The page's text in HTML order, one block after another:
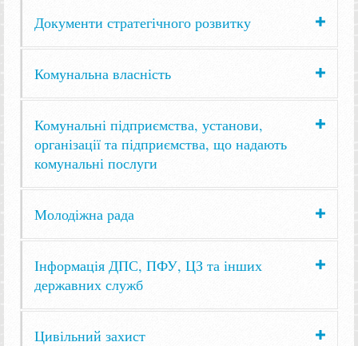
Документи стратегічного розвитку
Комунальна власність
Комунальні підприємства, установи,
організації та підприємства, що надають
комунальні послуги
Молодіжна рада
Інформація ДПС, ПФУ, ЦЗ та інших
державних служб
Цивільний захист